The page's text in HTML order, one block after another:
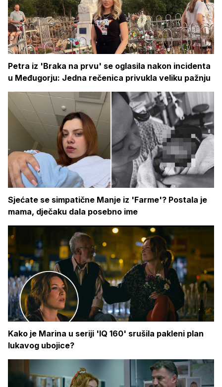
Petra iz 'Braka na prvu' se oglasila nakon incidenta
u Međugorju: Jedna rečenica privukla veliku pažnju
Sjećate se simpatične Manje iz 'Farme'? Postala je
mama, dječaku dala posebno ime
Kako je Marina u seriji 'IQ 160' srušila pakleni plan
lukavog ubojice?